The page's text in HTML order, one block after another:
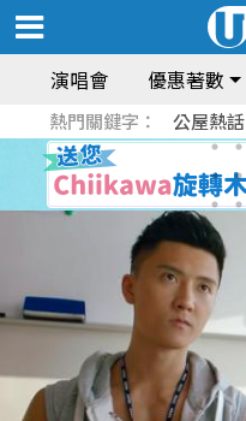
演唱會 優惠著數
熱門關鍵字： 公屋熱話